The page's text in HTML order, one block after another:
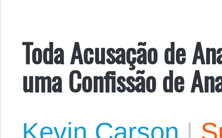
Toda Acusação de
uma Confissão de
Kevin Carson |